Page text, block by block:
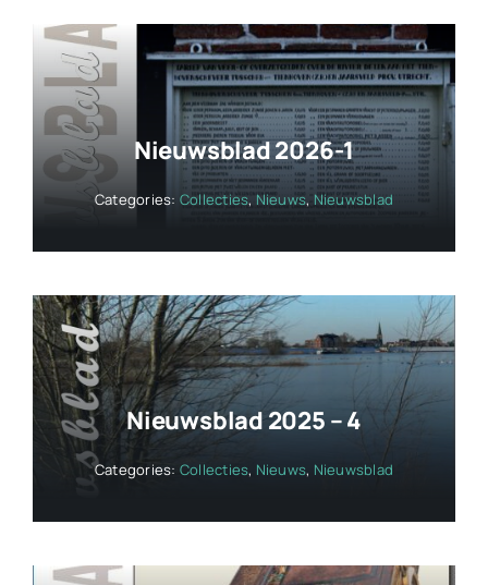
Nieuwsblad 2026-1
Categories: Collecties, Nieuws, Nieuwsblad
Nieuwsblad 2025 – 4
Categories: Collecties, Nieuws, Nieuwsblad